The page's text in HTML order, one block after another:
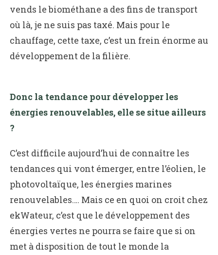
vends le biométhane a des fins de transport
où là, je ne suis pas taxé. Mais pour le
chauffage, cette taxe, c’est un frein énorme au
développement de la filière.
Donc la tendance pour développer les
énergies renouvelables, elle se situe ailleurs
?
C’est difficile aujourd’hui de connaître les
tendances qui vont émerger, entre l’éolien, le
photovoltaïque, les énergies marines
renouvelables…. Mais ce en quoi on croit chez
ekWateur, c’est que le développement des
énergies vertes ne pourra se faire que si on
met à disposition de tout le monde la